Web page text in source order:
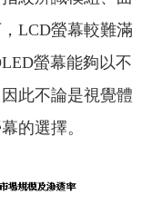
LCD螢幕較難滿
螢幕能夠以不
此不論是視覺體
的選擇。